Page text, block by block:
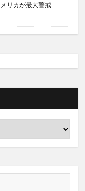
リカが最大警戒